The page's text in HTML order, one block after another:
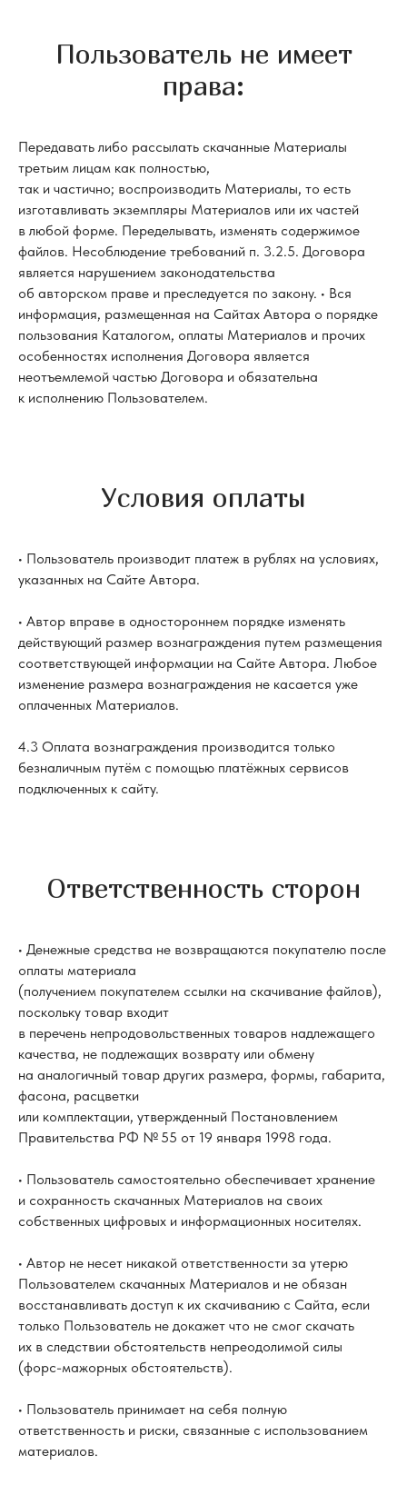
Пользователь не имеет
права:
Передавать либо рассылать скачанные Материалы
третьим лицам как полностью,
так и частично; воспроизводить Материалы, то есть
изготавливать экземпляры Материалов или их частей
в любой форме. Переделывать, изменять содержимое
файлов. Несоблюдение требований п. 3.2.5. Договора
является нарушением законодательства
об авторском праве и преследуется по закону. • Вся
информация, размещенная на Сайтах Автора о порядке
пользования Каталогом, оплаты Материалов и прочих
особенностях исполнения Договора является
неотъемлемой частью Договора и обязательна
к исполнению Пользователем.
Условия оплаты
• Пользователь производит платеж в рублях на условиях,
указанных на Сайте Автора.
• Автор вправе в одностороннем порядке изменять
действующий размер вознаграждения путем размещения
соответствующей информации на Сайте Автора. Любое
изменение размера вознаграждения не касается уже
оплаченных Материалов.
4.3 Оплата вознаграждения производится только
безналичным путём с помощью платёжных сервисов
подключенных к сайту.
Ответственность сторон
• Денежные средства не возвращаются покупателю после
оплаты материала
(получением покупателем ссылки на скачивание файлов),
поскольку товар входит
в перечень непродовольственных товаров надлежащего
качества, не подлежащих возврату или обмену
на аналогичный товар других размера, формы, габарита,
фасона, расцветки
или комплектации, утвержденный Постановлением
Правительства РФ № 55 от 19 января 1998 года.
• Пользователь самостоятельно обеспечивает хранение
и сохранность скачанных Материалов на своих
собственных цифровых и информационных носителях.
• Автор не несет никакой ответственности за утерю
Пользователем скачанных Материалов и не обязан
восстанавливать доступ к их скачиванию с Сайта, если
только Пользователь не докажет что не смог скачать
их в следствии обстоятельств непреодолимой силы
(форс-мажорных обстоятельств).
• Пользователь принимает на себя полную
ответственность и риски, связанные с использованием
материалов.